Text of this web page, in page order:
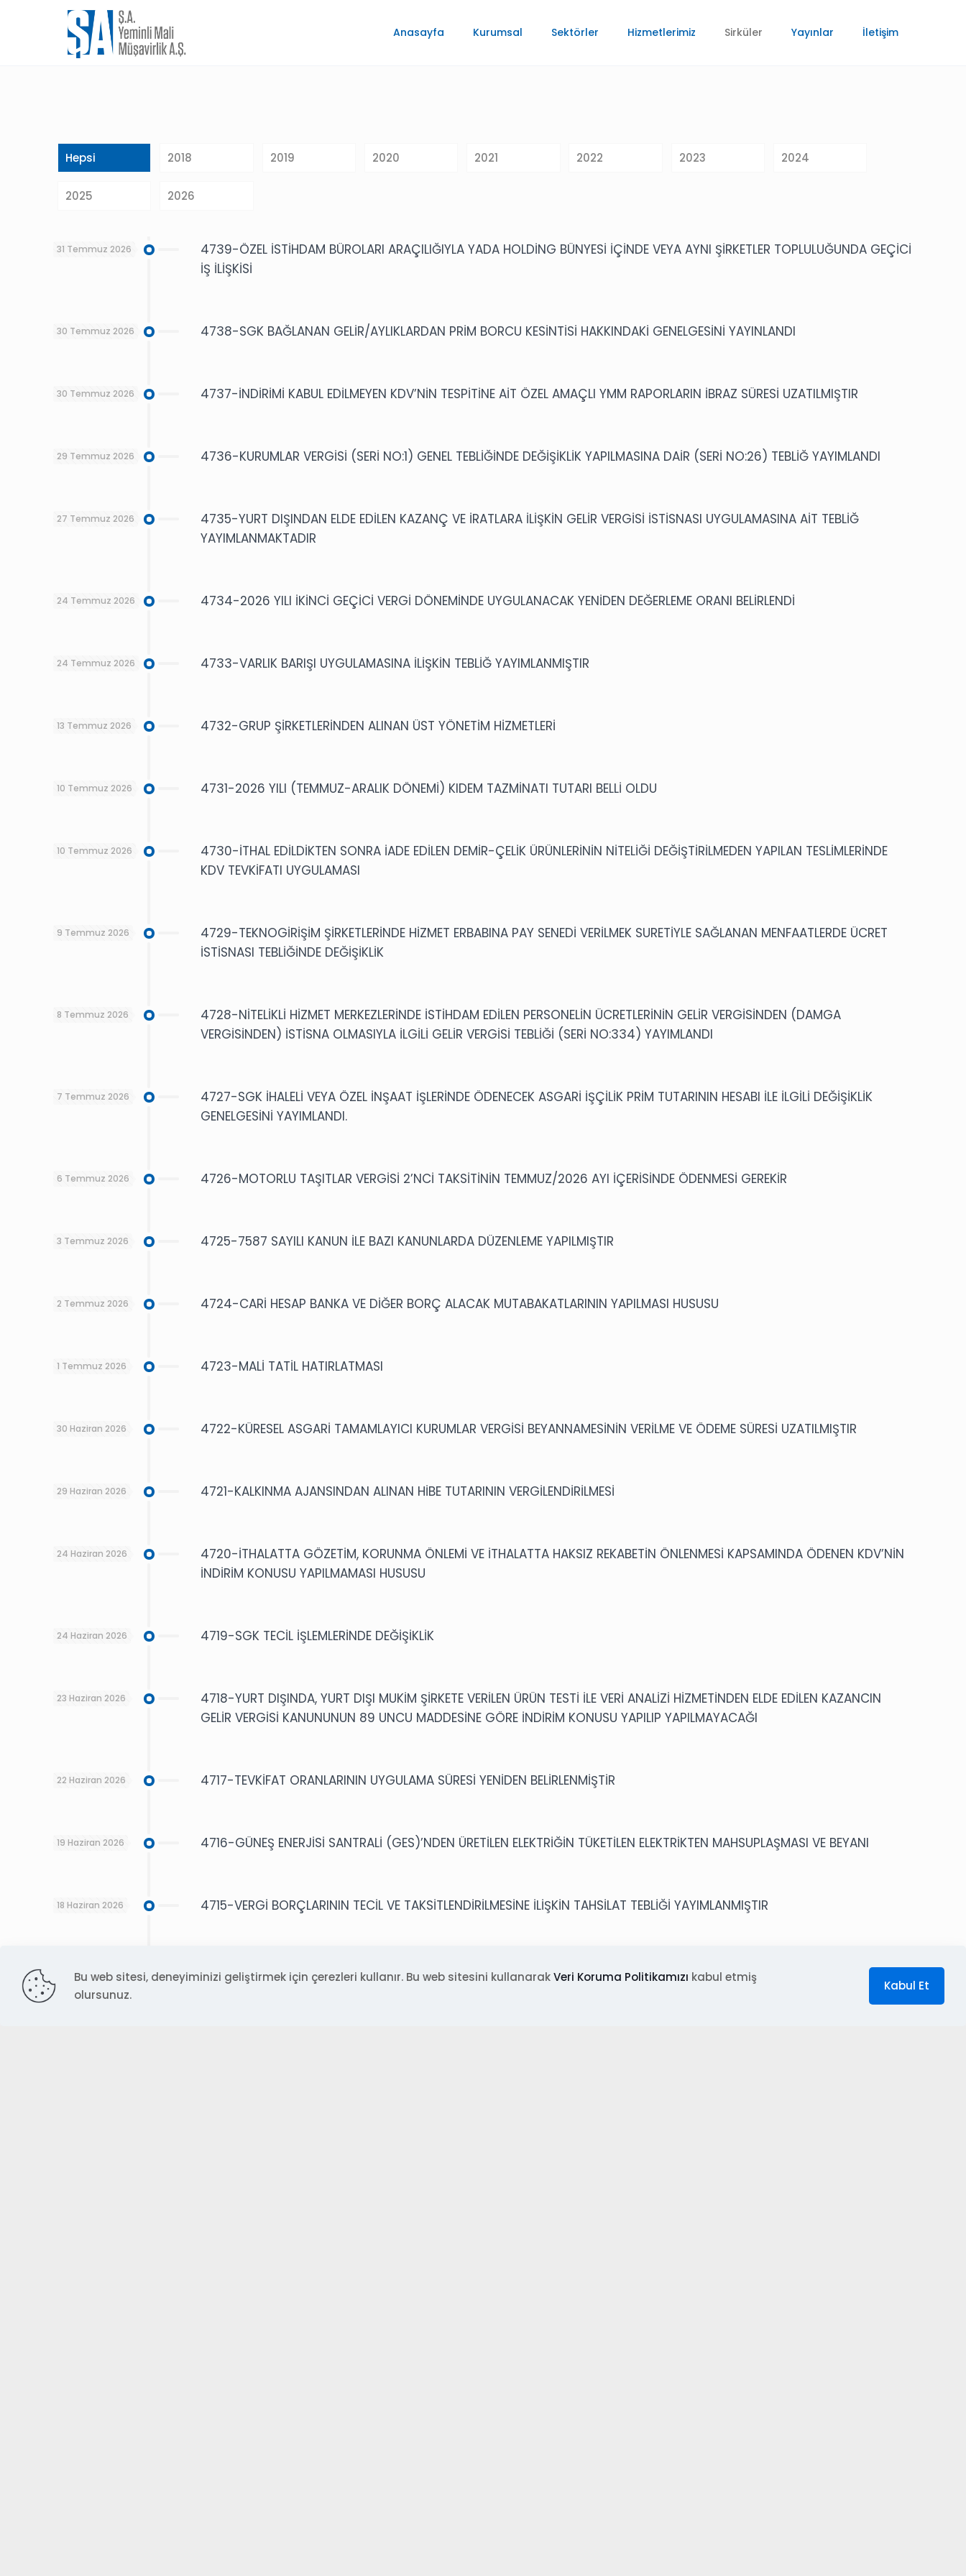
Anasayfa Kurumsal Sektörler Hizmetlerimiz Sirküler Yayınlar İletişim
Hepsi 2018 2019 2020 2021 2022 2023 2024
2025 2026
31 Temmuz 2026
4739-ÖZEL İSTİHDAM BÜROLARI ARAÇILIĞIYLA YADA HOLDİNG BÜNYESİ İÇİNDE VEYA AYNI ŞİRKETLER TOPLULUĞUNDA GEÇİCİ
İŞ İLİŞKİSİ
30 Temmuz 2026 4738-SGK BAĞLANAN GELİR/AYLIKLARDAN PRİM BORCU KESİNTİSİ HAKKINDAKİ GENELGESİNİ YAYINLANDI
30 Temmuz 2026 4737-İNDİRİMİ KABUL EDİLMEYEN KDV’NİN TESPİTİNE AİT ÖZEL AMAÇLI YMM RAPORLARIN İBRAZ SÜRESİ UZATILMIŞTIR
29 Temmuz 2026 4736-KURUMLAR VERGİSİ (SERİ NO:1) GENEL TEBLİĞİNDE DEĞİŞİKLİK YAPILMASINA DAİR (SERİ NO:26) TEBLİĞ YAYIMLANDI
27 Temmuz 2026
4735-YURT DIŞINDAN ELDE EDİLEN KAZANÇ VE İRATLARA İLİŞKİN GELİR VERGİSİ İSTİSNASI UYGULAMASINA AİT TEBLİĞ
YAYIMLANMAKTADIR
24 Temmuz 2026 4734-2026 YILI İKİNCİ GEÇİCİ VERGİ DÖNEMİNDE UYGULANACAK YENİDEN DEĞERLEME ORANI BELİRLENDİ
24 Temmuz 2026 4733-VARLIK BARIŞI UYGULAMASINA İLİŞKİN TEBLİĞ YAYIMLANMIŞTIR
13 Temmuz 2026 4732-GRUP ŞİRKETLERİNDEN ALINAN ÜST YÖNETİM HİZMETLERİ
10 Temmuz 2026 4731-2026 YILI (TEMMUZ-ARALIK DÖNEMİ) KIDEM TAZMİNATI TUTARI BELLİ OLDU
10 Temmuz 2026
4730-İTHAL EDİLDİKTEN SONRA İADE EDİLEN DEMİR-ÇELİK ÜRÜNLERİNİN NİTELİĞİ DEĞİŞTİRİLMEDEN YAPILAN TESLİMLERİNDE
KDV TEVKİFATI UYGULAMASI
9 Temmuz 2026
4729-TEKNOGİRİŞİM ŞİRKETLERİNDE HİZMET ERBABINA PAY SENEDİ VERİLMEK SURETİYLE SAĞLANAN MENFAATLERDE ÜCRET
İSTİSNASI TEBLİĞİNDE DEĞİŞİKLİK
8 Temmuz 2026
4728-NİTELİKLİ HİZMET MERKEZLERİNDE İSTİHDAM EDİLEN PERSONELİN ÜCRETLERİNİN GELİR VERGİSİNDEN (DAMGA
VERGİSİNDEN) İSTİSNA OLMASIYLA İLGİLİ GELİR VERGİSİ TEBLİĞİ (SERİ NO:334) YAYIMLANDI
7 Temmuz 2026
4727-SGK İHALELİ VEYA ÖZEL İNŞAAT İŞLERİNDE ÖDENECEK ASGARİ İŞÇİLİK PRİM TUTARININ HESABI İLE İLGİLİ DEĞİŞİKLİK
GENELGESİNİ YAYIMLANDI.
6 Temmuz 2026 4726-MOTORLU TAŞITLAR VERGİSİ 2’NCİ TAKSİTİNİN TEMMUZ/2026 AYI İÇERİSİNDE ÖDENMESİ GEREKİR
3 Temmuz 2026 4725-7587 SAYILI KANUN İLE BAZI KANUNLARDA DÜZENLEME YAPILMIŞTIR
2 Temmuz 2026 4724-CARİ HESAP BANKA VE DİĞER BORÇ ALACAK MUTABAKATLARININ YAPILMASI HUSUSU
1 Temmuz 2026 4723-MALİ TATİL HATIRLATMASI
30 Haziran 2026 4722-KÜRESEL ASGARİ TAMAMLAYICI KURUMLAR VERGİSİ BEYANNAMESİNİN VERİLME VE ÖDEME SÜRESİ UZATILMIŞTIR
29 Haziran 2026 4721-KALKINMA AJANSINDAN ALINAN HİBE TUTARININ VERGİLENDİRİLMESİ
24 Haziran 2026
4720-İTHALATTA GÖZETİM, KORUNMA ÖNLEMİ VE İTHALATTA HAKSIZ REKABETİN ÖNLENMESİ KAPSAMINDA ÖDENEN KDV’NİN
İNDİRİM KONUSU YAPILMAMASI HUSUSU
24 Haziran 2026 4719-SGK TECİL İŞLEMLERİNDE DEĞİŞİKLİK
23 Haziran 2026
4718-YURT DIŞINDA, YURT DIŞI MUKİM ŞİRKETE VERİLEN ÜRÜN TESTİ İLE VERİ ANALİZİ HİZMETİNDEN ELDE EDİLEN KAZANCIN
GELİR VERGİSİ KANUNUNUN 89 UNCU MADDESİNE GÖRE İNDİRİM KONUSU YAPILIP YAPILMAYACAĞI
22 Haziran 2026 4717-TEVKİFAT ORANLARININ UYGULAMA SÜRESİ YENİDEN BELİRLENMİŞTİR
19 Haziran 2026 4716-GÜNEŞ ENERJİSİ SANTRALİ (GES)’NDEN ÜRETİLEN ELEKTRİĞİN TÜKETİLEN ELEKTRİKTEN MAHSUPLAŞMASI VE BEYANI
18 Haziran 2026 4715-VERGİ BORÇLARININ TECİL VE TAKSİTLENDİRİLMESİNE İLİŞKİN TAHSİLAT TEBLİĞİ YAYIMLANMIŞTIR
4714-7582 SAYILI KANUN İLE BAZI KANUNLARDA DÜZENLEME YAPILMIŞTIR
Bu web sitesi, deneyiminizi geliştirmek için çerezleri kullanır. Bu web sitesini kullanarakVeri Koruma Politikamızı kabul etmiş
olursunuz.
Kabul Et